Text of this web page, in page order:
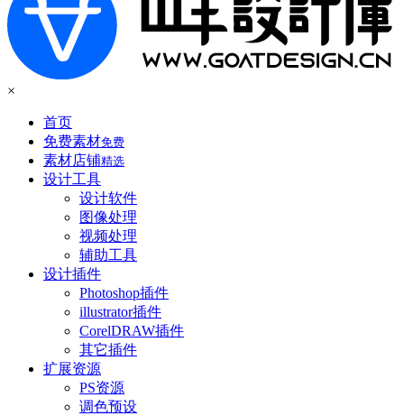
×
首页
免费素材免费
素材店铺精选
设计工具
设计软件
图像处理
视频处理
辅助工具
设计插件
Photoshop插件
illustrator插件
CorelDRAW插件
其它插件
扩展资源
PS资源
调色预设